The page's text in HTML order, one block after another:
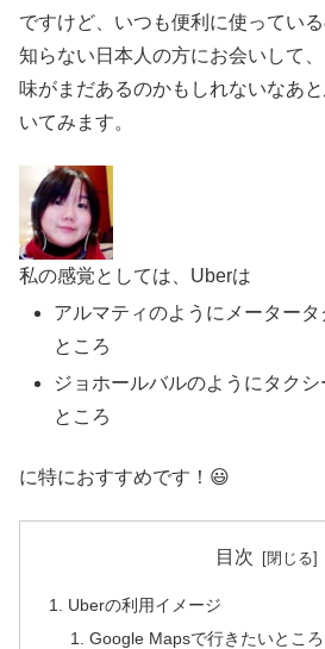
ですけど、いつも便利に使ってい
知らない日本人の方にお会いして
味がまだあるのかもしれないなあ
いてみます。
私の感覚としては、Uberは
アルマティのようにメーター
ところ
ジョホールバルのようにタク
ところ
に特におすすめです！😃
目次
Uberの利用イメージ
Google Mapsで行きたいとこ